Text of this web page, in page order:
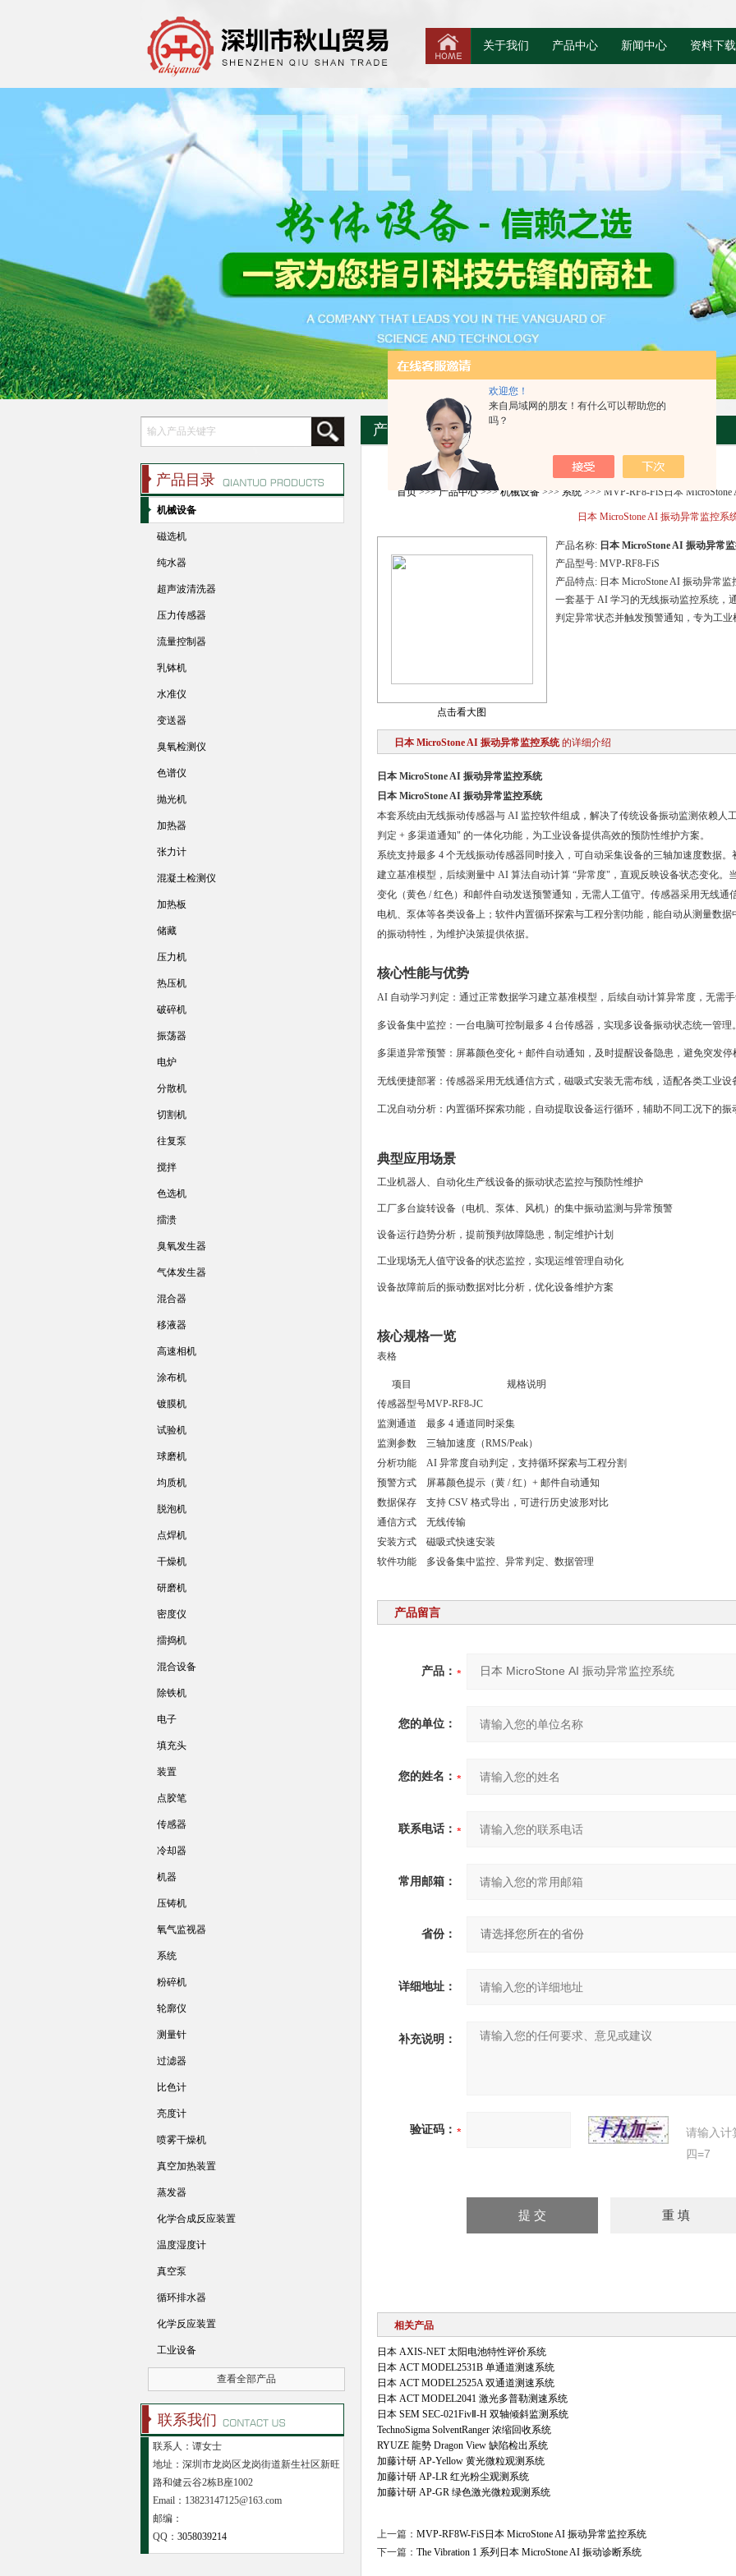
欢迎您！
来自局域网的朋友！有什么可以帮助您的
吗？
关于我们 产品中心 新闻中心 资料下载
产品资料
首页>>>产品中心>>>机械设备>>> 系统>>> MVP-RF8-FiS日本
日本 MicroStone AI 振动异常监控系
点击看大图
产品名称: 日本 MicroStone AI 振动异常
产品型号: MVP-RF8-FiS
产品特点: 日本 MicroStone AI 振动异常监
一套基于 AI 学习的无线振动监控系统，
判定异常状态并触发预警通知，专为工
日本 MicroStone AI 振动异常监控系统 的详细介绍
日本 MicroStone AI 振动异常监控系统
日本 MicroStone AI 振动异常监控系统
本套系统由无线振动传感器与 AI 监控软件组成，解决了传统设备振动监测依赖人
判定 + 多渠道通知" 的一体化功能，为工业设备提供高效的预防性维护方案。
系统支持最多 4 个无线振动传感器同时接入，可自动采集设备的三轴加速度数据
建立基准模型，后续测量中 AI 算法自动计算 “异常度"，直观反映设备状态变化。
变化（黄色 / 红色）和邮件自动发送预警通知，无需人工值守。传感器采用无线
电机、泵体等各类设备上；软件内置循环探索与工程分割功能，能自动从测量数
的振动特性，为维护决策提供依据。
核心性能与优势
AI 自动学习判定 ：通过正常数据学习建立基准模型，后续自动计算异常度，无需
多设备集中监控：一台电脑可控制最多 4 台传感器，实现多设备振动状态统一管理
多渠道异常预警：屏幕颜色变化 + 邮件自动通知，及时提醒设备隐患，避免突发停
无线便捷部署：传感器采用无线通信方式，磁吸式安装无需布线，适配各类工业设
工况自动分析：内置循环探索功能，自动提取设备运行循环，辅助不同工况下的振
典型应用场景
工业机器人、自动化生产线设备的振动状态监控与预防性维护
工厂多台旋转设备（电机、泵体、风机）的集中振动监测与异常预警
设备运行趋势分析，提前预判故障隐患，制定维护计划
工业现场无人值守设备的状态监控，实现运维管理自动化
设备故障前后的振动数据对比分析，优化设备维护方案
核心规格一览
表格
项目
规格说明
传感器型号MVP-RF8-JC
监测通道
最多 4 通道同时采集
监测参数
三轴加速度（RMS/Peak）
分析功能
AI 异常度自动判定，支持循环探索与工程分割
预警方式
屏幕颜色提示（黄 / 红）+ 邮件自动通知
数据保存
支持 CSV 格式导出，可进行历史波形对比
通信方式
无线传输
安装方式
磁吸式快速安装
软件功能
多设备集中监控、异常判定、数据管理
产品留言
产品：
您的单位：
您的姓名：
联系电话：
常用邮箱：
省份：
详细地址：
补充说明：
验证码：
请输入计
四=7
相关产品
日本 AXIS‑NET 太阳电池特性评价系统
日本 ACT MODEL2531B 单通道测速系统
日本 ACT MODEL2525A 双通道测速系统
日本 ACT MODEL2041 激光多普勒测速系统
日本 SEM SEC-021FivⅡ-H 双轴倾斜监测系统
TechnoSigma SolventRanger 浓缩回收系统
RYUZE 龍勢 Dragon View 缺陷检出系统
加藤计研 AP-Yellow 黄光微粒观测系统
加藤计研 AP-LR 红光粉尘观测系统
加藤计研 AP-GR 绿色激光微粒观测系统
上一篇： MVP-RF8W-FiS日本 MicroStone AI 振动异常监控系统
下一篇： The Vibration 1 系列日本 MicroStone AI 振动诊断系统
产品目录
机械设备
磁选机
纯水器
超声波清洗器
压力传感器
流量控制器
乳钵机
水准仪
变送器
臭氧检测仪
色谱仪
抛光机
加热器
张力计
混凝土检测仪
加热板
储藏
压力机
热压机
破碎机
振荡器
电炉
分散机
切割机
往复泵
搅拌
色选机
擂溃
臭氧发生器
气体发生器
混合器
移液器
高速相机
涂布机
镀膜机
试验机
球磨机
均质机
脱泡机
点焊机
干燥机
研磨机
密度仪
擂捣机
混合设备
除铁机
电子
填充头
装置
点胶笔
传感器
冷却器
机器
压铸机
氧气监视器
系统
粉碎机
轮廓仪
测量针
过滤器
比色计
亮度计
喷雾干燥机
真空加热装置
蒸发器
化学合成反应装置
温度湿度计
真空泵
循环排水器
化学反应装置
工业设备
查看全部产品
联系我们
联系人：谭女士
地址：深圳市龙岗区龙岗街道新生社区新旺
路和健云谷2栋B座1002
Email：13823147125@163.com
邮编：
QQ： 3058039214